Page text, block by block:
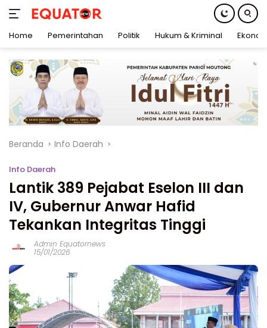
konten
Home Pemerintahan Politik Hukum & Kriminal
Beranda Info Daerah
Info Daerah
Lantik 389 Pejabat Eselon III dan
IV, Gubernur Anwar Hafid
Tekankan Integritas Tinggi
Admin Equatornews
15/01/2026